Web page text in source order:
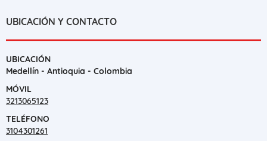
UBICACIÓN Y CONTACTO
UBICACIÓN
Medellín - Antioquia - Colombia
MÓVIL
3213065123
TELÉFONO
3104301261